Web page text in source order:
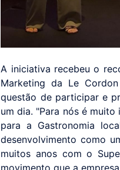
A iniciativa recebeu o
Marketing da Le
questão de participar e
um dia. "Para nós é
para a Gastronomia
desenvolvimento como
muitos anos com o
movimento que a